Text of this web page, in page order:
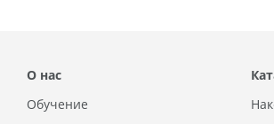
О нас
Обучение